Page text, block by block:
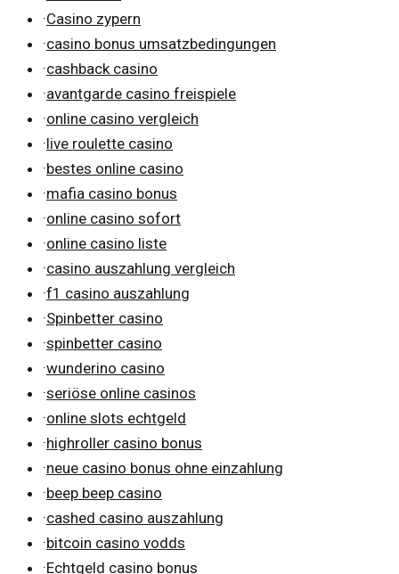
·Casino zypern
·casino bonus umsatzbedingungen
·cashback casino
·avantgarde casino freispiele
·online casino vergleich
·live roulette casino
·bestes online casino
·mafia casino bonus
·online casino sofort
·online casino liste
·casino auszahlung vergleich
·f1 casino auszahlung
·Spinbetter casino
·spinbetter casino
·wunderino casino
·seriöse online casinos
·online slots echtgeld
·highroller casino bonus
·neue casino bonus ohne einzahlung
·beep beep casino
·cashed casino auszahlung
·bitcoin casino vodds
·Echtgeld casino bonus